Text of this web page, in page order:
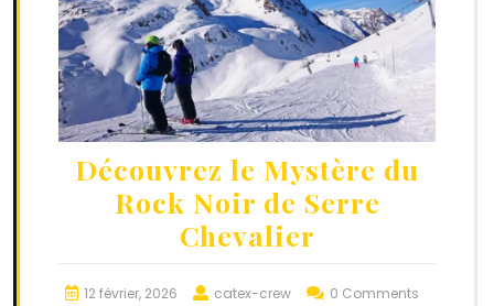
Découvrez le Mystère du
Rock Noir de Serre
Chevalier
12 février, 2026 catex-crew
0 Comments